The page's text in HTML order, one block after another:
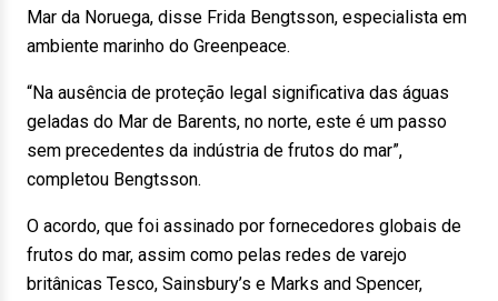
Mar da Noruega, disse Frida Bengtsson, especialista em
ambiente marinho do Greenpeace.
“Na ausência de proteção legal significativa das águas
geladas do Mar de Barents, no norte, este é um passo
sem precedentes da indústria de frutos do mar”,
completou Bengtsson.
O acordo, que foi assinado por fornecedores globais de
frutos do mar, assim como pelas redes de varejo
britânicas Tesco, Sainsbury’s e Marks and Spencer,